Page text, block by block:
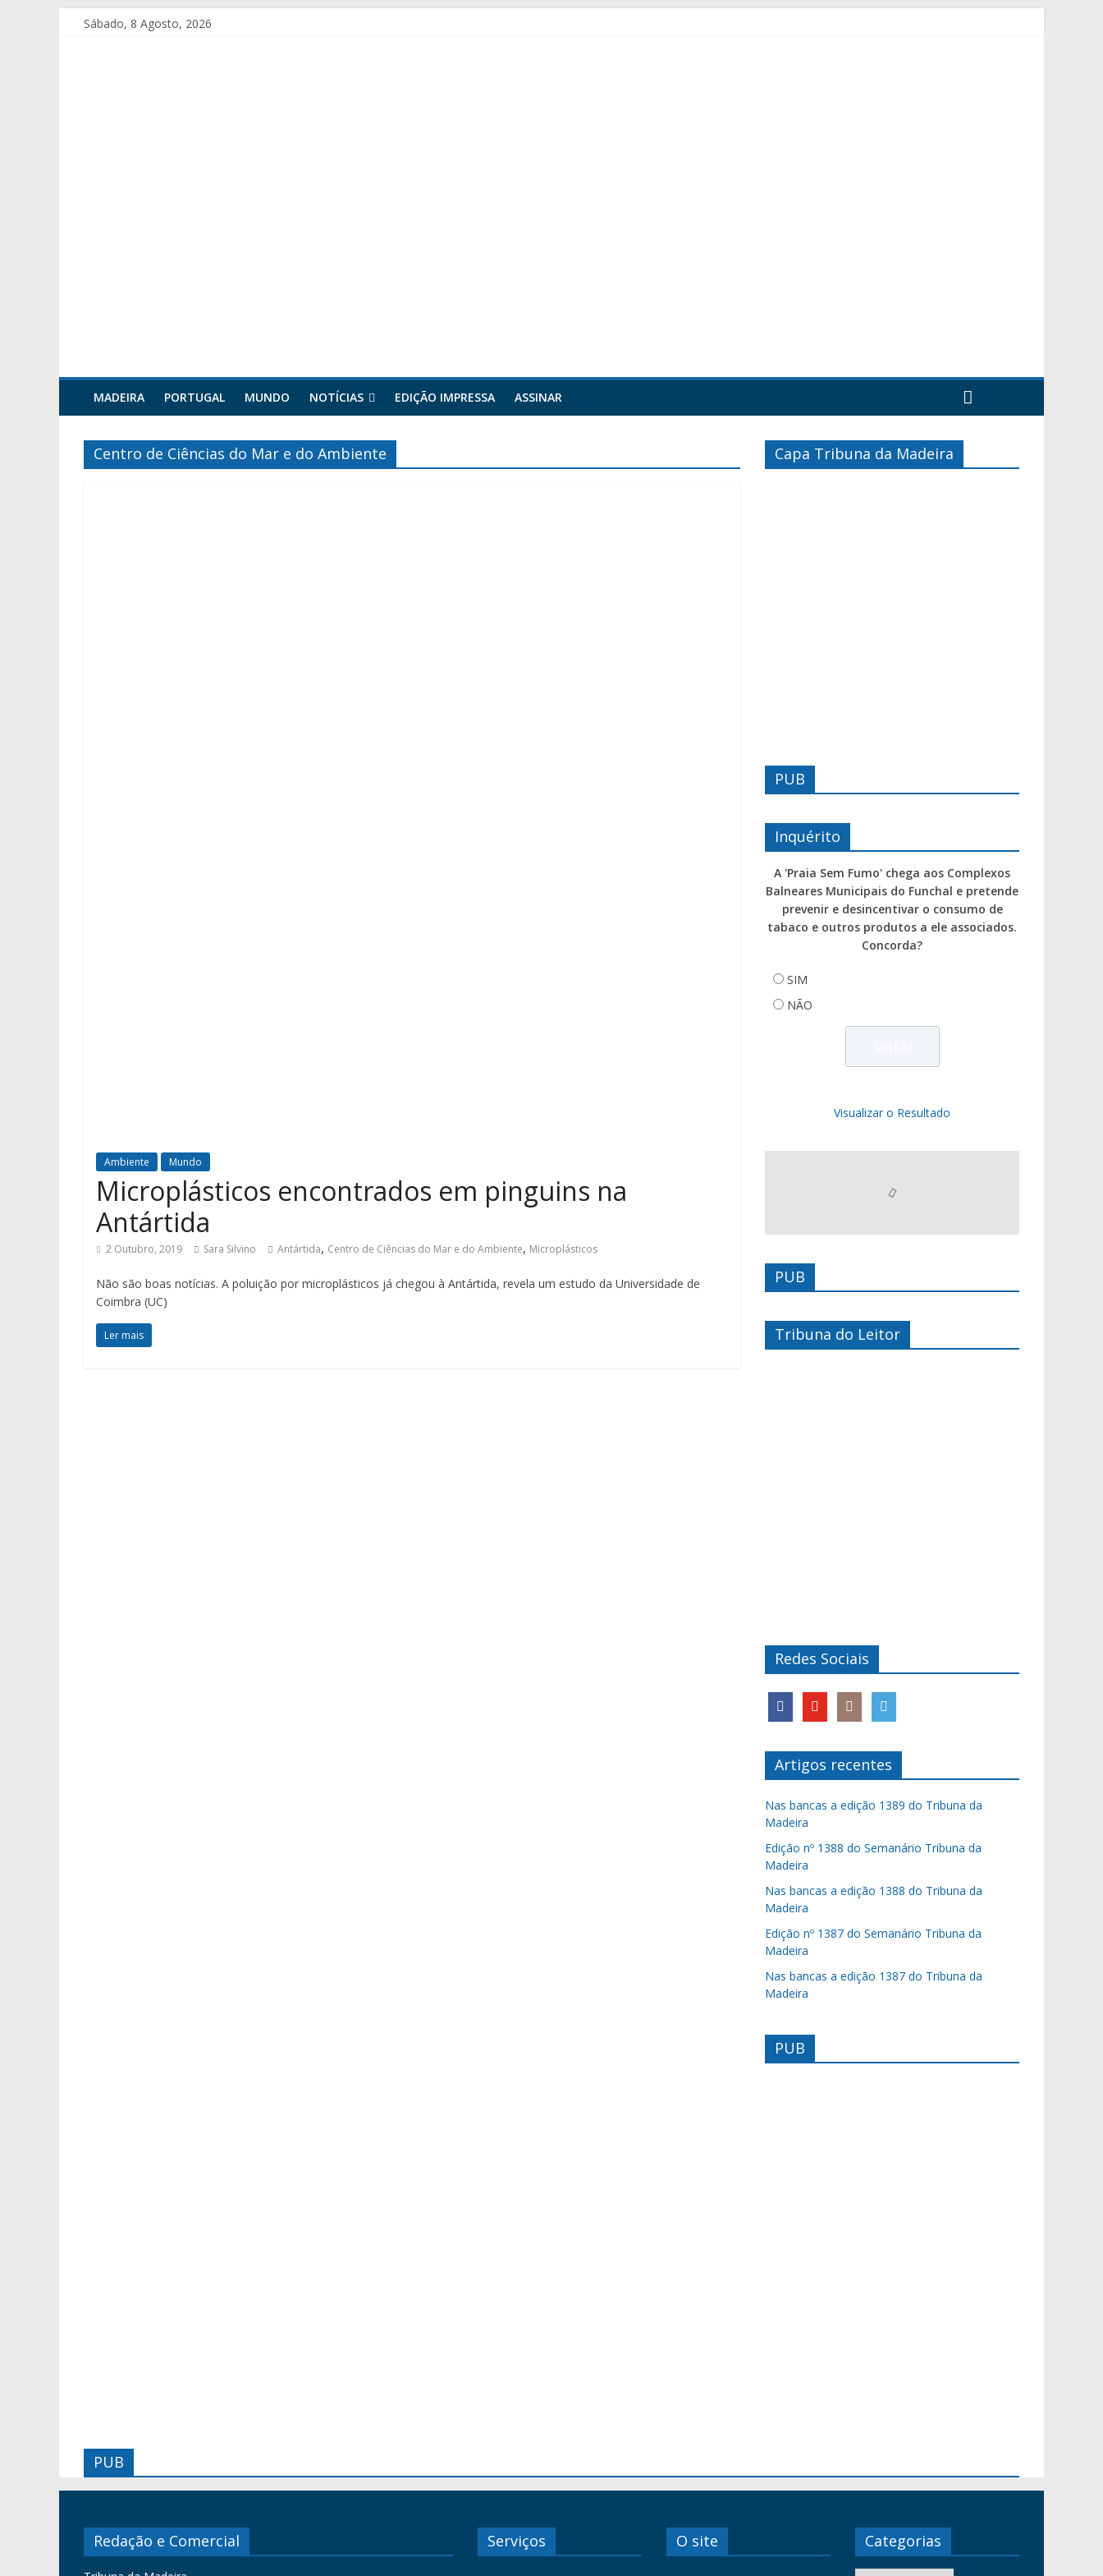
Sábado, 8 Agosto, 2026
MADEIRA PORTUGAL MUNDO NOTÍCIAS EDIÇÃO IMPRESSA ASSINAR
Centro de Ciências do Mar e do Ambiente
Ambiente Mundo
Microplásticos encontrados em pinguins na
Antártida
2 Outubro, 2019 Sara Silvino Antártida, Centro de Ciências do Mar e do Ambiente, Microplásticos
Não são boas notícias. A poluição por microplásticos já chegou à Antártida, revela um estudo da Universidade de
Coimbra (UC)
Ler mais
Capa Tribuna da Madeira
PUB
Inquérito
A 'Praia Sem Fumo' chega aos Complexos
Balneares Municipais do Funchal e pretende
prevenir e desincentivar o consumo de
tabaco e outros produtos a ele associados.
Concorda?
SIM
NÃO
Visualizar o Resultado
PUB
Tribuna do Leitor
Redes Sociais
Artigos recentes
Nas bancas a edição 1389 do Tribuna da
Madeira
Edição nº 1388 do Semanário Tribuna da
Madeira
Nas bancas a edição 1388 do Tribuna da
Madeira
Edição nº 1387 do Semanário Tribuna da
Madeira
Nas bancas a edição 1387 do Tribuna da
Madeira
PUB
PUB
Redação e Comercial Serviços O site Categorias